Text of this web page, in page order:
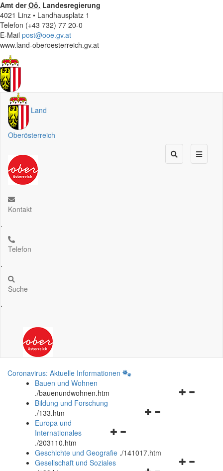
Amt derOö. Landesregierung
4021 Linz • Landhausplatz 1
Telefon (+43 732) 77 20-0
E-Mail post@ooe.gv.at
www.land-oberoesterreich.gv.at
Land
Oberösterreich
Kontakt
.
Telefon
.
Suche
.
Coronavirus: Aktuelle Informationen
Bauen und Wohnen
./bauenundwohnen.htm
Navigationsmenü
Bildung und Forschung
./133.htm
Navigationsmenü
und
schließen
Europa und
Internationales
./203110.htm
Geschichte und Geografie ./141017.htm
Gesellschaft und Soziales